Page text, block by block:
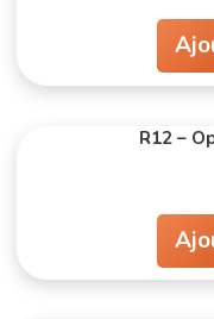
R12 –